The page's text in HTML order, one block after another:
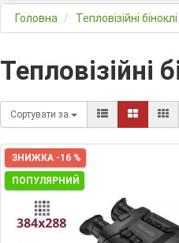
Головна Тепловізійні біноклі
Тепловізійні
Сортувати за
ЗНИЖКА -16 %
ПОПУЛЯРНИЙ